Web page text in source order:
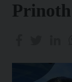
Prinoth